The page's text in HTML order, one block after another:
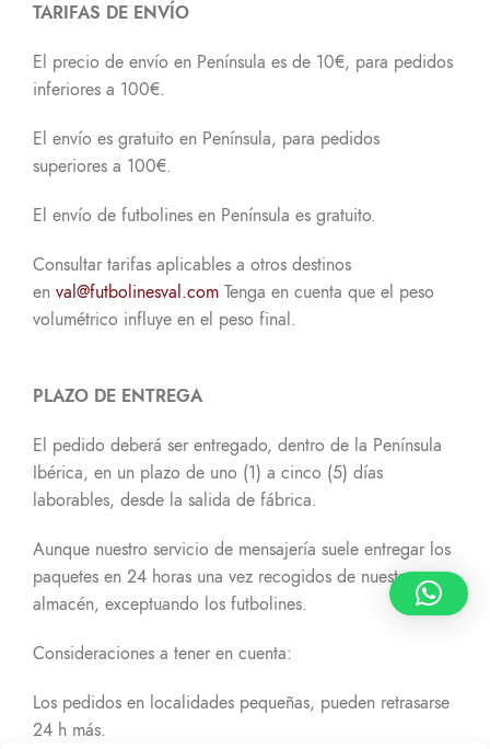
TARIFAS DE ENVÍO
El precio de envío en Península es de 10€, para pedidos
inferiores a 100€.
El envío es gratuito en Península, para pedidos
superiores a 100€.
El envío de futbolines en Península es gratuito.
Consultar tarifas aplicables a otros destinos
en val@futbolinesval.com Tenga en cuenta que el peso
volumétrico influye en el peso final.
PLAZO DE ENTREGA
El pedido deberá ser entregado, dentro de la Península
Ibérica, en un plazo de uno (1) a cinco (5) días
laborables, desde la salida de fábrica.
Aunque nuestro servicio de mensajería suele entregar los
paquetes en 24 horas una vez recogidos de nuestro
almacén, exceptuando los futbolines.
Consideraciones a tener en cuenta:
Los pedidos en localidades pequeñas, pueden retrasarse
24 h más.